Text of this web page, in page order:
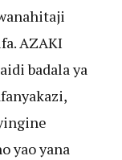
AZAKI
badala ya
yao yana